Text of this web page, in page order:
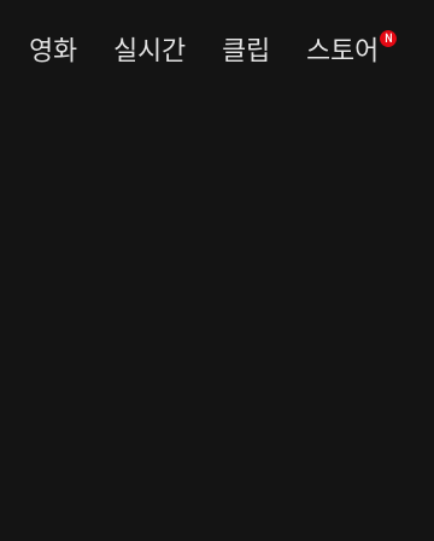
영화 실시간 클립 스토어 N